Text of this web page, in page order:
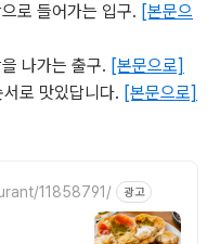
로 들어가는 입구. [본문으
나가는 출구. [본문으로]
로 맛있답니다. [본문으로]
11858791/ 광고